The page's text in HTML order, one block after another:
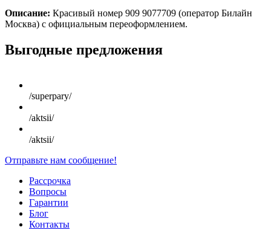
Описание: Красивый номер 909 9077709 (оператор Билайн
Москва) с официальным переоформлением.
Scroll
Up
Выгодные предложения
/superpary/
/aktsii/
/aktsii/
Отправьте нам сообщение!
Рассрочка
Вопросы
Гарантии
Блог
Контакты